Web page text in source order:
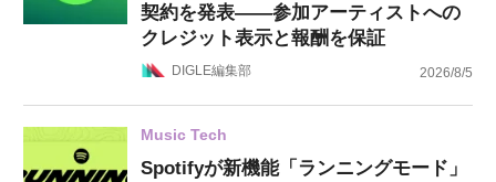
契約を発表——参加アーティストへの
クレジット表示と報酬を保証
DIGLE編集部 2026/8/5
Music Tech
Spotifyが新機能「ランニングモード」